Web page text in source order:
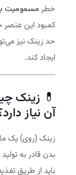
خطر مسمومیت
کمبود این
حد زینک نیز
ایجاد کند.
💊 زینک
آن نیاز
زینک (روی) یک
بدن قادر به
باید از طریق